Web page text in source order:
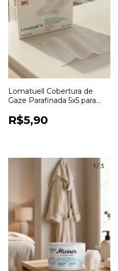
Lomatuell Cobertura de
Gaze Parafinada 5x5 para
Feridas
R$5,90
1 /3